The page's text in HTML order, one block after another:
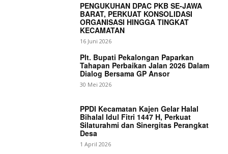
PENGUKUHAN DPAC PKB SE-JAWA
BARAT, PERKUAT KONSOLIDASI
ORGANISASI HINGGA TINGKAT
KECAMATAN
16 Juni 2026
Plt. Bupati Pekalongan Paparkan
Tahapan Perbaikan Jalan 2026 Dalam
Dialog Bersama GP Ansor
30 Mei 2026
PPDI Kecamatan Kajen Gelar Halal
Bihalal Idul Fitri 1447 H, Perkuat
Silaturahmi dan Sinergitas Perangkat
Desa
1 April 2026